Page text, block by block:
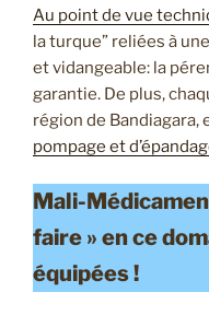
Au point de vue
la turque” reliées à
et vidangeable: la
garantie. De plus,
région de Bandiagara,
pompage et
Mali-
faire » en ce
équipées !